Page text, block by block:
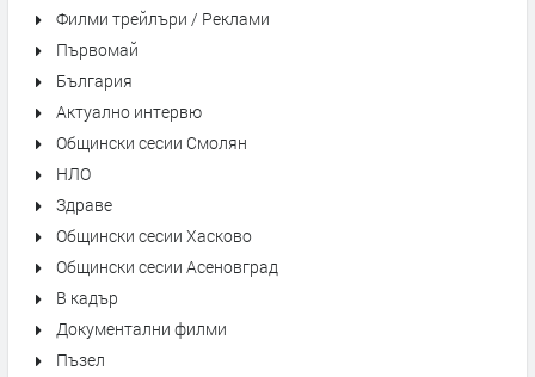
Филми трейлъри / Реклами
Първомай
България
Актуално интервю
Общински сесии Смолян
НЛО
Здраве
Общински сесии Хасково
Общински сесии Асеновград
В кадър
Документални филми
Пъзел